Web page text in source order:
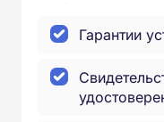
Гарантии